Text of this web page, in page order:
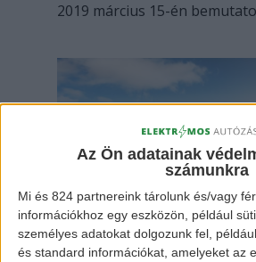
Az Ön adatainak
számunkra
Mi és 824 partnereink tárolunk és/vagy
információkhoz egy eszközön, például
személyes adatokat dolgozunk fel,
és standard információkat, amelyeket az
2019 március 15-én
Tesla Model Y